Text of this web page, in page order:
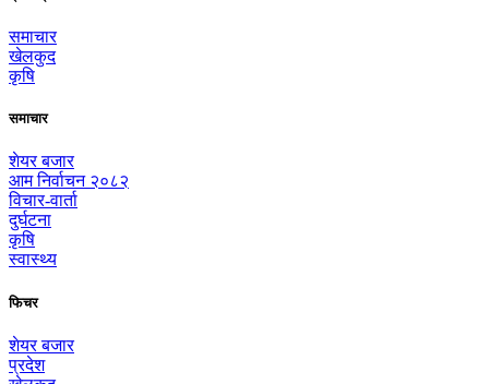
समाचार
खेलकुद
कृषि
समाचार
शेयर बजार
आम निर्वाचन २०८२
विचार-वार्ता
दुर्घटना
कृषि
स्वास्थ्य
फिचर
शेयर बजार
प्रदेश